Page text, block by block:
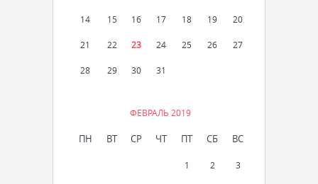
14 15 16 17 18 19 20
21 22 23 24 25 26 27
28 29 30 31
ФЕВРАЛЬ 2019
ПН ВТ СР ЧТ ПТ СБ ВС
1 2 3